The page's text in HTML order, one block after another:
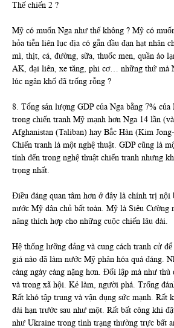
Thế chiến 2 ?
Mỹ có muốn Nga như thế không ? Mỹ có
hỏa tiễn liên lục địa có gắn đầu đạn hạt nhân
mì, thịt, cá, đường, sữa, thuốc men, quần áo
AK, đại liên, xe tăng, phi cơ… những thứ mà
lúc ngân khố đã trống rỗng ?
8. Tổng sản lượng GDP của Nga bằng 7%
trong chiến tranh Mỹ mạnh hơn Nga 14 lần
Afghanistan (Taliban) hay Bắc Hàn (Kim
Chiến tranh là một nghệ thuật. GDP cũng là
tính đến trong nghệ thuật chiến tranh nhưng
trọng nhất.
Điều đáng quan tâm hơn ở đây là chính trị
nước Mỹ dân chủ bất toàn. Mỹ là Siêu Cường
năng thích hợp cho những cuộc chiến lâu dài.
Hệ thống lưỡng đảng và cung cách tranh cử
giá nào đã làm nước Mỹ phân hóa quá đáng.
càng ngày càng nặng hơn. Đối lập mà như
và trong xã hội. Kẻ làm, người phá. Trống
Rất khó tập trung và vận dụng sức mạnh. Rất
dài hạn trước sau như một. Rất bất công khi
như Ukraine trong tình trạng thường trực bất